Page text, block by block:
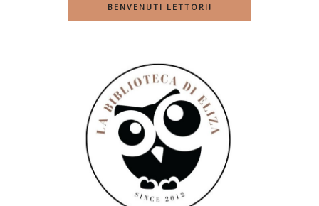
BENVENUTI LETTORI!